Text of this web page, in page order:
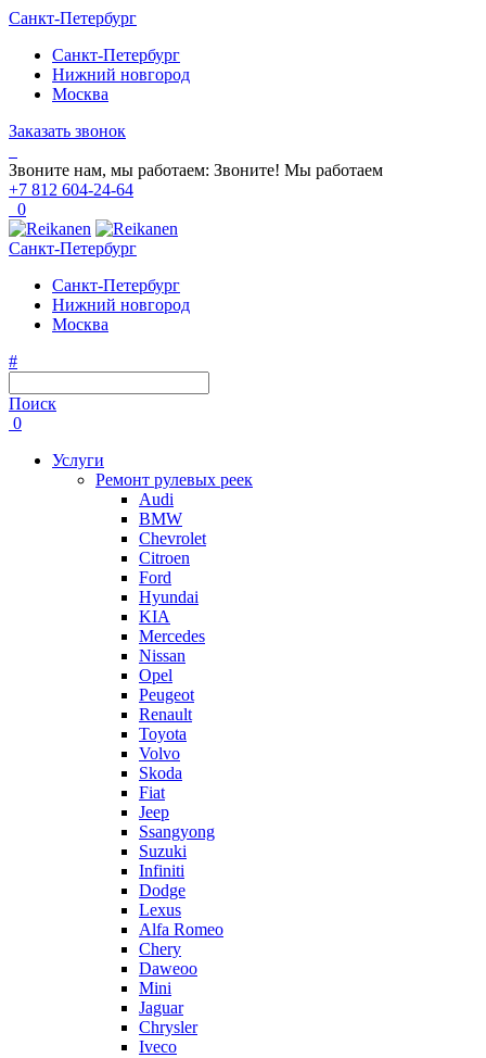
Санкт-Петербург
Санкт-Петербург
Нижний новгород
Москва
Заказать звонок
Звоните нам, мы работаем: Звоните! Мы работаем
+7 812 604-24-64
0
Санкт-Петербург
Санкт-Петербург
Нижний новгород
Москва
#
Поиск
0
Услуги
Ремонт рулевых реек
Audi
BMW
Chevrolet
Citroen
Ford
Hyundai
KIA
Mercedes
Nissan
Opel
Peugeot
Renault
Toyota
Volvo
Skoda
Fiat
Jeep
Ssangyong
Suzuki
Infiniti
Dodge
Lexus
Alfa Romeo
Chery
Daweoo
Mini
Jaguar
Chrysler
Iveco